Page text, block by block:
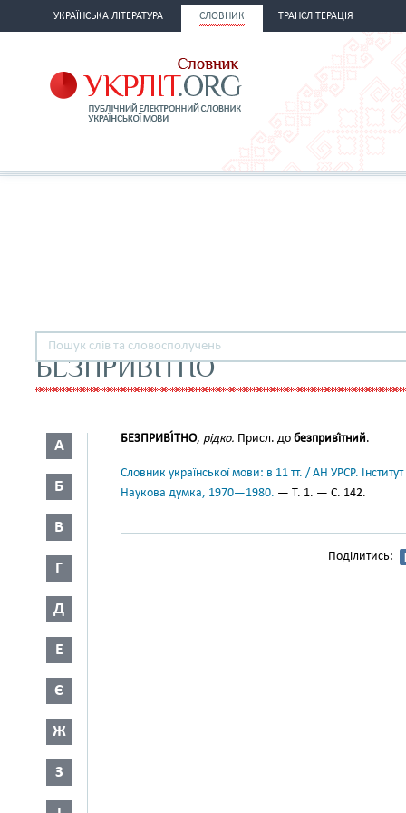
УКРАЇНСЬКА ЛІТЕРАТУРА СЛОВНИК ТРАНСЛІТЕРАЦІЯ
БЕЗПРИВІТНО
А
Б
В
Г
Д
Е
Є
Ж
З
БЕЗПРИВІ́ТНО, рідко. Присл. до безприві́тний.
Словник української мови: в 11 тт. / АН УРСР.
Наукова думка, 1970—1980. — Т. 1. — С. 142.
Поділитись: